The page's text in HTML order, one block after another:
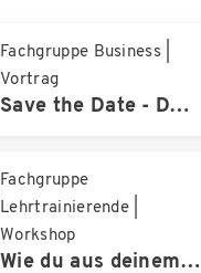
Fachgruppe Business
Vortrag
Save the Date - DVNLP-Fachgruppe Business online
Fachgruppe
Lehrtrainierende
Workshop
Wie du aus deinem Wissen ein erfolgreiches Business aufbaust